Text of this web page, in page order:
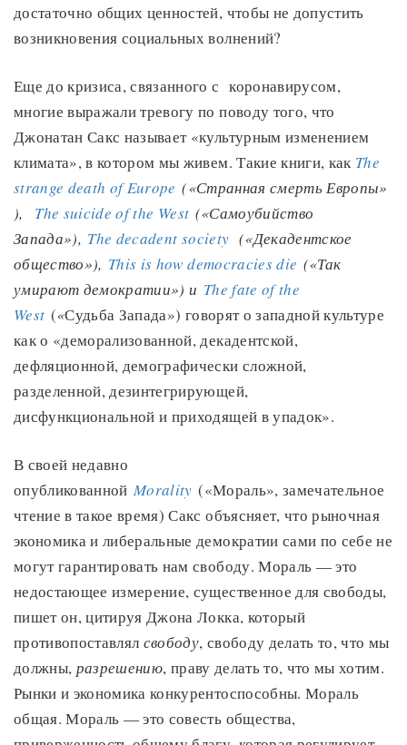
достаточно общих ценностей, чтобы не допустить
возникновения социальных волнений?
Еще до кризиса, связанного с коронавирусом,
многие выражали тревогу по поводу того, что
Джонатан Сакс называет «культурным изменением
климата», в котором мы живем. Такие книги, как The
strange death of Europe («Странная смерть Европы»
),
The suicide of the West («Самоубийство
Запада»), The decadent society («Декадентское
общество»), This is how democracies die («Так
умирают демократии») и The fate of the
West («Судьба Запада») говорят о западной культуре
как о «деморализованной, декадентской,
дефляционной, демографически сложной,
разделенной, дезинтегрирующей,
дисфункциональной и приходящей в упадок».
В своей недавно
опубликованнойMorality («Мораль», замечательное
чтение в такое время) Сакс объясняет, что рыночная
экономика и либеральные демократии сами по себе не
могут гарантировать нам свободу. Мораль — это
недостающее измерение, существенное для свободы,
пишет он, цитируя Джона Локка, который
противопоставлял свободу, свободу делать то, что мы
должны, разрешению, праву делать то, что мы хотим.
Рынки и экономика конкурентоспособны. Мораль
общая. Мораль — это совесть общества,